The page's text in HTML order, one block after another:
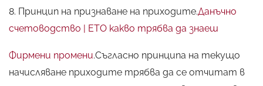
8. Принцип на признаване на приходите.Данъчно
счетоводство | ЕТО какво трябва да знаеш
Фирмени промени.Съгласно принципа на текущо
начисляване приходите трябва да се отчитат в